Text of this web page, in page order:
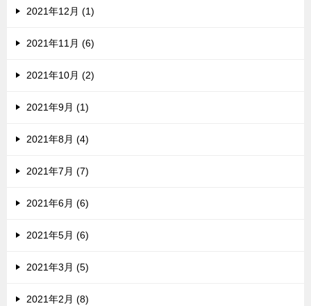
2021年12月 (1)
2021年11月 (6)
2021年10月 (2)
2021年9月 (1)
2021年8月 (4)
2021年7月 (7)
2021年6月 (6)
2021年5月 (6)
2021年3月 (5)
2021年2月 (8)